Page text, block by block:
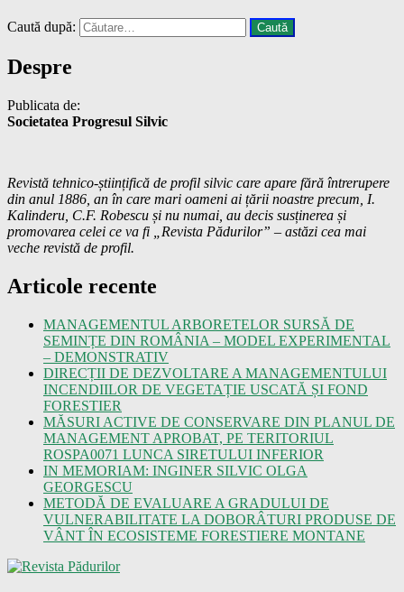
Caută după:
Despre
Publicata de:
Societatea Progresul Silvic
Revistă tehnico-științifică de profil silvic care apare fără întrerupere
din anul 1886, an în care mari oameni ai țării noastre precum, I.
Kalinderu, C.F. Robescu și nu numai, au decis susținerea și
promovarea celei ce va fi „Revista Pădurilor” – astăzi cea mai
veche revistă de profil.
Articole recente
MANAGEMENTUL ARBORETELOR SURSĂ DE
SEMINȚE DIN ROMÂNIA – MODEL EXPERIMENTAL
– DEMONSTRATIV
DIRECȚII DE DEZVOLTARE A MANAGEMENTULUI
INCENDIILOR DE VEGETAȚIE USCATĂ ȘI FOND
FORESTIER
MĂSURI ACTIVE DE CONSERVARE DIN PLANUL DE
MANAGEMENT APROBAT, PE TERITORIUL
ROSPA0071 LUNCA SIRETULUI INFERIOR
IN MEMORIAM: INGINER SILVIC OLGA
GEORGESCU
METODĂ DE EVALUARE A GRADULUI DE
VULNERABILITATE LA DOBORÂTURI PRODUSE DE
VÂNT ÎN ECOSISTEME FORESTIERE MONTANE